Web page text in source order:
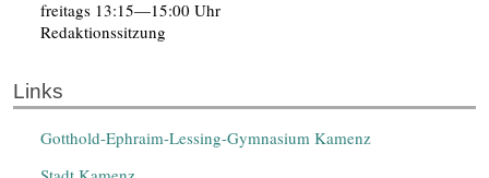
freitags 13:15—15:00 Uhr
Redaktionssitzung
Links
Gotthold-Ephraim-Lessing-Gymnasium Kamenz